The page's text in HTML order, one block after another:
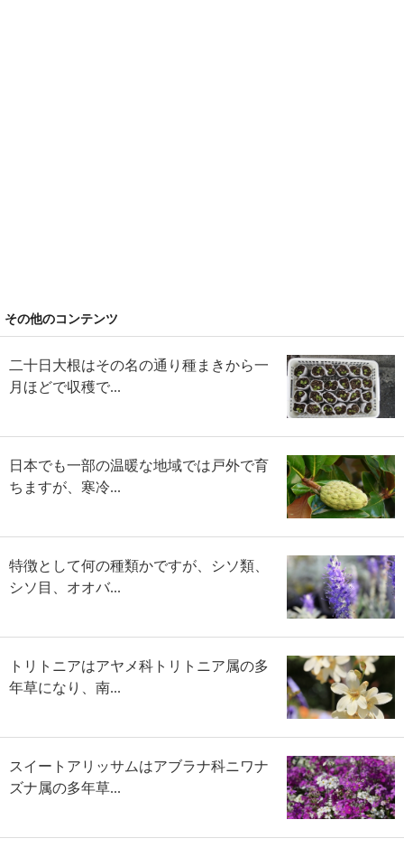
その他のコンテンツ
二十日大根はその名の通り種まきから一
月ほどで収穫で...
日本でも一部の温暖な地域では戸外で育
ちますが、寒冷...
特徴として何の種類かですが、シソ類、
シソ目、オオバ...
トリトニアはアヤメ科トリトニア属の多
年草になり、南...
スイートアリッサムはアブラナ科ニワナ
ズナ属の多年草...